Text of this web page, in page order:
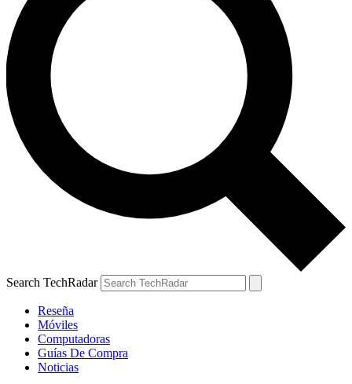
Search TechRadar
Reseña
Móviles
Computadoras
Guías De Compra
Noticias